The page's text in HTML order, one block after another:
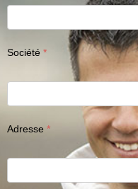
Société
Adresse